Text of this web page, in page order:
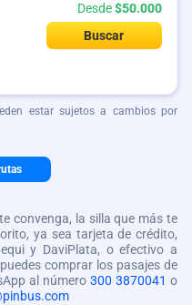
Desde$50.000
Buscar
estar sujetos a cambios por
convenga, la silla que más te
ya sea tarjeta de crédito,
y DaviPlata, o efectivo a
comprar los pasajes de
al número 300 3870041 o